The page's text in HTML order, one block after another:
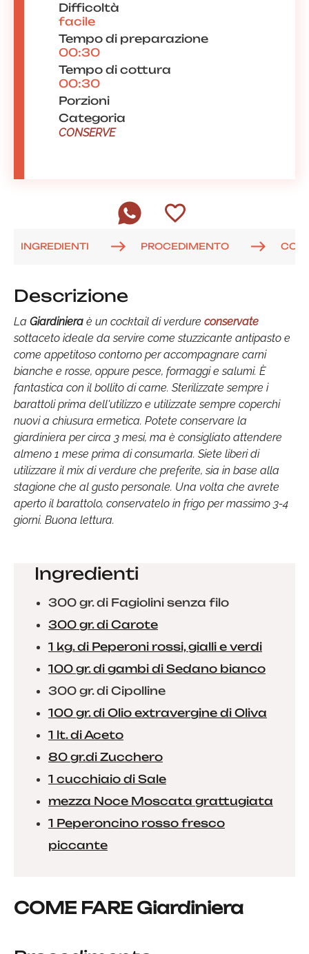
Difficoltà
facile
Tempo di preparazione
00:30
Tempo di cottura
00:30
Porzioni
Categoria
CONSERVE
INGREDIENTI PROCEDIMENTO
Descrizione
La Giardiniera è un cocktail di verdure conservate
sottaceto ideale da servire come stuzzicante antipasto e
come appetitoso contorno per accompagnare carni
bianche e rosse, oppure pesce, formaggi e salumi. È
fantastica con il bollito di carne. Sterilizzate sempre i
barattoli prima dell'utilizzo e utilizzate sempre coperchi
nuovi a chiusura ermetica. Potete conservare la
giardiniera per circa 3 mesi, ma è consigliato attendere
almeno 1 mese prima di consumarla. Siete liberi di
utilizzare il mix di verdure che preferite, sia in base alla
stagione che al gusto personale. Una volta che avrete
aperto il barattolo, conservatelo in frigo per massimo 3-4
giorni. Buona lettura.
Ingredienti
300 gr. di Fagiolini senza filo
300 gr. di Carote
1 kg. di Peperoni rossi, gialli e verdi
100 gr. di gambi di Sedano bianco
300 gr. di Cipolline
100 gr. di Olio extravergine di Oliva
1 lt. di Aceto
80 gr.di Zucchero
1 cucchiaio di Sale
mezza Noce Moscata grattugiata
1 Peperoncino rosso fresco
piccante
COME FARE Giardiniera